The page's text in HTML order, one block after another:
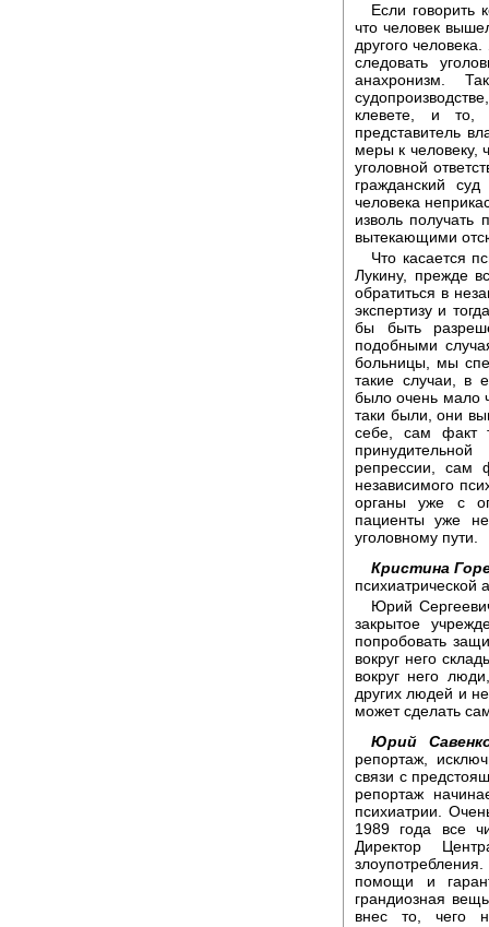
Если говорить
что человек
другого
следовать
анахронизм.
клевете, и то,
представитель
меры к человеку,
уголовной
гражданский
человека
изволь
вытекающими
Что касается
Лукину, прежде
обратиться в
экспертизу и
бы быть
подобными
больницы, мы
такие случаи, в
было очень мало
таки были, они
себе, сам факт
репрессии, сам
независимого
органы уже с
пациенты уже
уголовному пути.
Кристина
психиатрической
Юрий
закрытое
попробовать
вокруг него
вокруг него
других людей и
может сделать
Юрий
репортаж,
связи с
репортаж
психиатрии.
1989 года все
Директор
помощи и
грандиозная
внес то, чего